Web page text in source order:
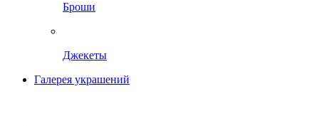
Броши
Джекеты
Галерея украшений